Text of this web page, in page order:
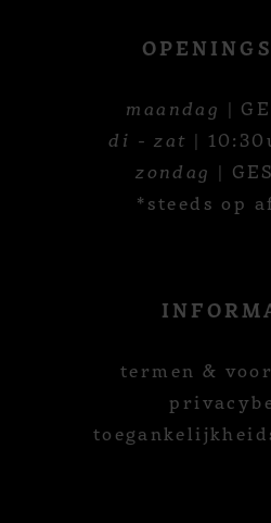
maandag |
di - zat |
zondag |
*steeds op
termen &